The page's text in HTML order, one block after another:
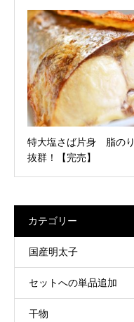
特大塩さば片身 脂のり
抜群！【完売】
カテゴリー
国産明太子
セットへの単品追加
干物